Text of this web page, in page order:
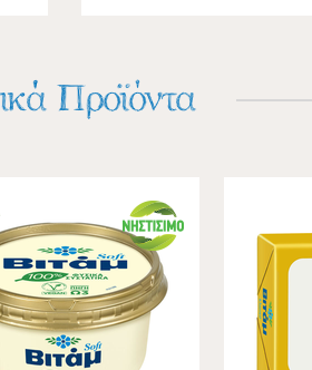
Προϊόντα